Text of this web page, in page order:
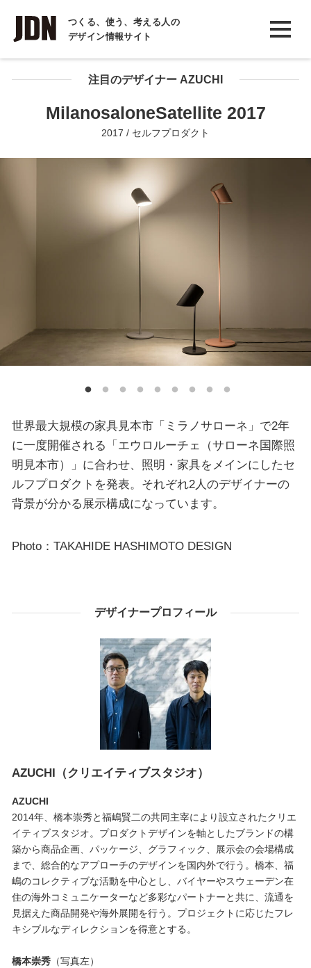
つくる、使う、考える人の
デザイン情報サイト
INTERVIEW
インタビュー
REPORT
COLUMN
注目のデザイナー AZUCHI
MilanosaloneSatellite 2017
2017 / セルフプロダクト
世界最大規模の家具見本市「ミラノサローネ」で2年
に一度開催される「エウロルーチェ（サローネ国際照
明見本市）」に合わせ、照明・家具をメインにしたセ
ルフプロダクトを発表。それぞれ2人のデザイナーの
背景が分かる展示構成になっています。
Photo：TAKAHIDE HASHIMOTO DESIGN
デザイナープロフィール
AZUCHI（クリエイティブスタジオ）
AZUCHI
2014年、橋本崇秀と福嶋賢二の共同主宰により設立されたクリエ
イティブスタジオ。プロダクトデザインを軸としたブランドの構
築から商品企画、パッケージ、グラフィック、展示会の会場構成
まで、総合的なアプローチのデザインを国内外で行う。橋本、福
嶋のコレクティブな活動を中心とし、バイヤーやスウェーデン在
住の海外コミュニケーターなど多彩なパートナーと共に、流通を
見据えた商品開発や海外展開を行う。プロジェクトに応じたフレ
キシブルなディレクションを得意とする。
橋本崇秀（写真左）